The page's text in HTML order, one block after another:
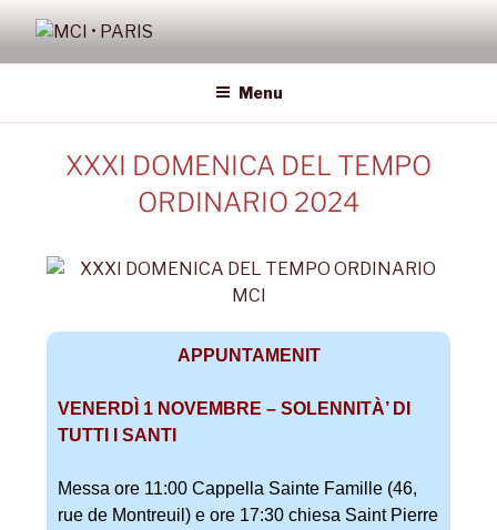
MCI • PARIS
Menu
XXXI DOMENICA DEL TEMPO
ORDINARIO 2024
APPUNTAMENIT
VENERDÌ 1 NOVEMBRE – SOLENNITÀ’ DI
TUTTI I SANTI
Messa ore 11:00 Cappella Sainte Famille (46,
rue de Montreuil) e ore 17:30 chiesa Saint Pierre